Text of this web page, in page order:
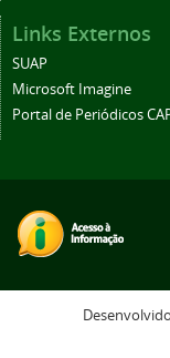
Links Externos
SUAP
Microsoft Imagine
Portal de Periódicos